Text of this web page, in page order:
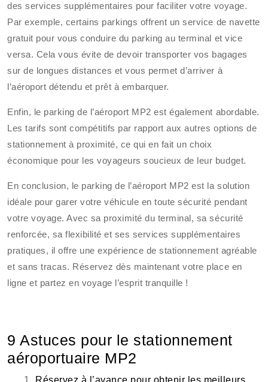
des services supplémentaires pour faciliter votre voyage.
Par exemple, certains parkings offrent un service de navette
gratuit pour vous conduire du parking au terminal et vice
versa. Cela vous évite de devoir transporter vos bagages
sur de longues distances et vous permet d’arriver à
l’aéroport détendu et prêt à embarquer.
Enfin, le parking de l’aéroport MP2 est également abordable.
Les tarifs sont compétitifs par rapport aux autres options de
stationnement à proximité, ce qui en fait un choix
économique pour les voyageurs soucieux de leur budget.
En conclusion, le parking de l’aéroport MP2 est la solution
idéale pour garer votre véhicule en toute sécurité pendant
votre voyage. Avec sa proximité du terminal, sa sécurité
renforcée, sa flexibilité et ses services supplémentaires
pratiques, il offre une expérience de stationnement agréable
et sans tracas. Réservez dès maintenant votre place en
ligne et partez en voyage l’esprit tranquille !
9 Astuces pour le stationnement
aéroportuaire MP2
Réservez à l’avance pour obtenir les meilleurs